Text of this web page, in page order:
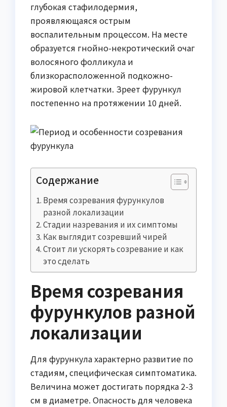
глубокая стафилодермия,
проявляющаяся острым
воспалительным процессом. На месте
образуется гнойно-некротический очаг
волосяного фолликула и
близкорасположенной подкожно-
жировой клетчатки. Зреет фурункул
постепенно на протяжении 10 дней.
Содержание
Время созревания фурункулов
разной локализации
Стадии назревания и их симптомы
Как выглядит созревший чирей
Стоит ли ускорять созревание и как
это сделать
Время созревания
фурункулов разной
локализации
Для фурункула характерно развитие по
стадиям, специфическая симптоматика.
Величина может достигать порядка 2-3
см в диаметре. Опасность для человека